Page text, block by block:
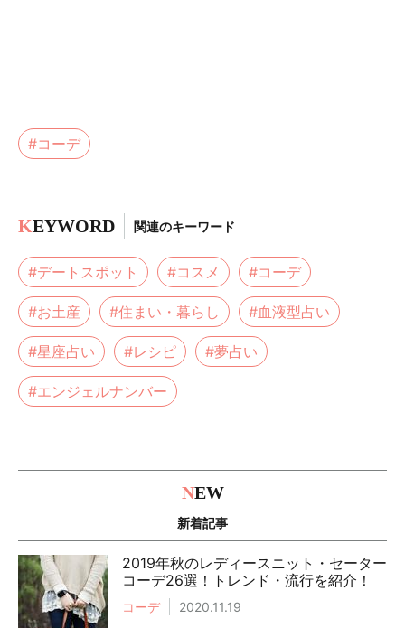
#コーデ
KEYWORD 関連のキーワード
#デートスポット #コスメ #コーデ
#お土産 #住まい・暮らし #血液型占い
#星座占い #レシピ #夢占い
#エンジェルナンバー
NEW
新着記事
2019年秋のレディースニット・セーター
コーデ26選！トレンド・流行を紹介！
コーデ 2020.11.19